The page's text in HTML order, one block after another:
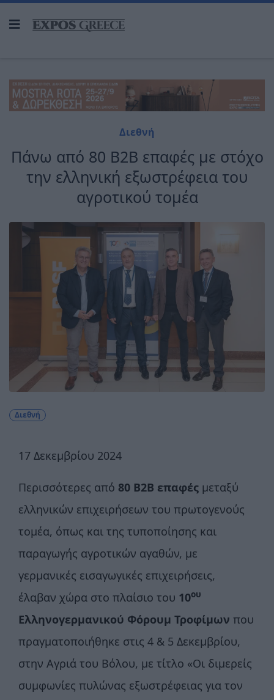
Διεθνή
Πάνω από 80 Β2Β επαφές με στόχο
την ελληνική εξωστρέφεια του
αγροτικού τομέα
Διεθνή
17 Δεκεμβρίου 2024
Περισσότερες από 80 Β2Β επαφές μεταξύ
ελληνικών επιχειρήσεων του πρωτογενούς
τομέα, όπως και της τυποποίησης και
παραγωγής αγροτικών αγαθών, με
γερμανικές εισαγωγικές επιχειρήσεις,
έλαβαν χώρα στο πλαίσιο του 10ου
Ελληνογερμανικού Φόρουμ Τροφίμων που
πραγματοποιήθηκε στις 4 & 5 Δεκεμβρίου,
στην Αγριά του Βόλου, με τίτλο «Οι διμερείς
συμφωνίες πυλώνας εξωστρέφειας για τον